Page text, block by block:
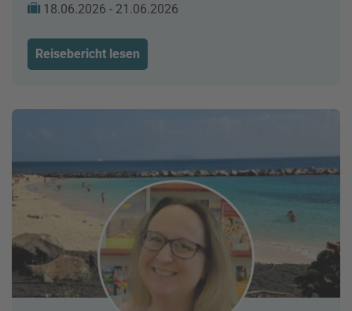
18.06.2026 - 21.06.2026
Reisebericht lesen